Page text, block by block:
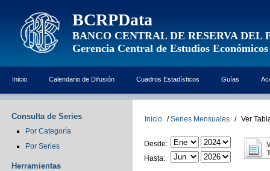
BCRPData
BANCO CENTRAL DE RESERVA DEL
Gerencia Central de Estudios Económicos
Inicio Calendario de Difusión Cuadros Estadísticos Guías
Consulta de Series
Por Categoría
Por Series
Herramientas
Inicio / Series Mensuales / Ver
Desde:
Hasta: